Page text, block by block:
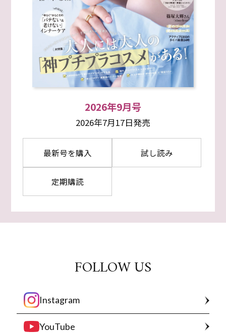
2026年9月号
2026年7月17日発売
最新号を購入 試し読み
定期購読
FOLLOW US
Instagram
YouTube